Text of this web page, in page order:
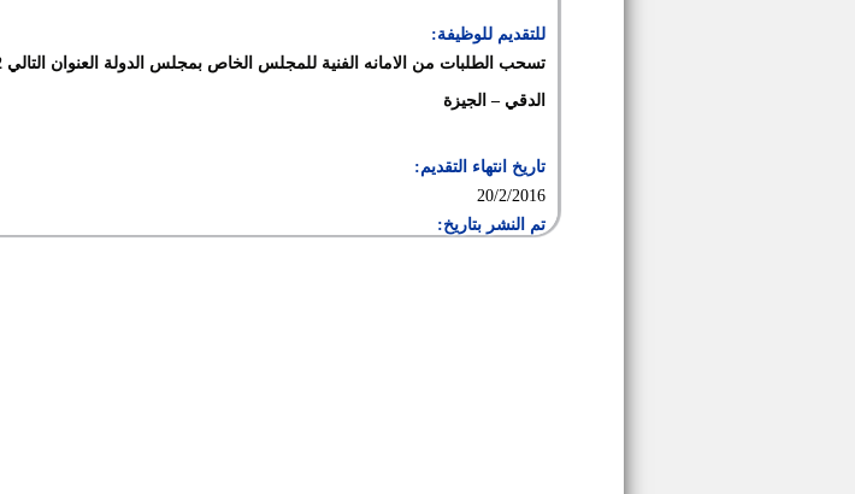
للتقديم للوظيفة:
الدقي – الجيزة
تاريخ انتهاء التقديم:
20/2/2016
تم النشر بتاريخ: